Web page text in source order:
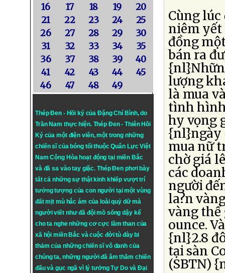
16
17 18 19
20
21
22 23 24
25
26
27 28 29
30
31
32 33 34
35
36
37 38 39
40
41
42 43 44
45
46
47 48 49
Thép Đen - Hồi ký của Đặng Chí Bình, do
Trần Nam thực hiện. Thép Đen- Thiên Hồi
Ký của một điện viên, một trong những
chiến sĩ của bóng tối thuộc Quân Lực Việt
Nam Cộng Hòa hoạt động tại miền Bắc
và đã sa vào tay giặc. Thép Đen phơi bày
tất cả những sự thật kinh khiếp vượt trí
tưởng tượng của con người tại một vùng
đất mịt mù hắc ám của loài quỷ dữ mà
người viết như đã đội mồ sống dậy kể
cho ta nghe những cơ cực lầm than của
xã hội miền Bắc và cuộc đời tù đày bi
thảm của những chiến sĩ vô danh của
chúng ta, những người đã âm thầm chiến
đấu và gục ngã vì lý tưởngTự DovàĐại
Cùng
niêm yết
đồng
bán ra
lượng
là mua
tình
hy vọng
{nl}ngày
mua nữ
chờ giá
các
người
la?n
vàng thế
ounce.
{nl}2.8
tại sàn
(SBTN)